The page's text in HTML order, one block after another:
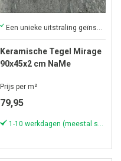
Een unieke uitstraling geïnspireerd door cementtinten
Keramische Tegel Mirage
90x45x2 cm NaMe
Prijs per m²
79,95